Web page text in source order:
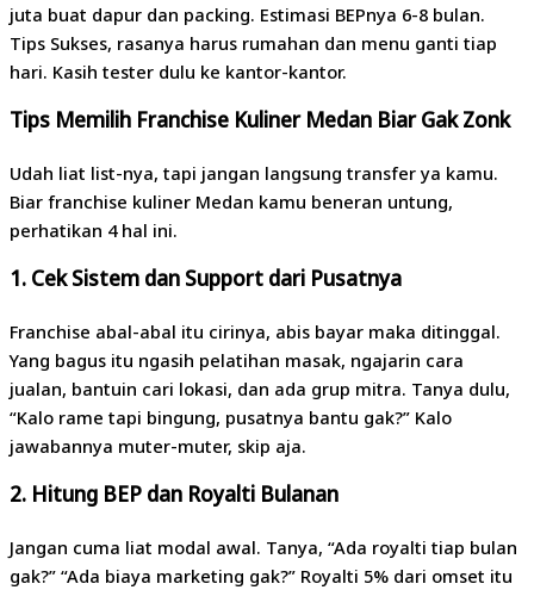
juta buat dapur dan packing. Estimasi BEPnya 6-8 bulan.
Tips Sukses, rasanya harus rumahan dan menu ganti tiap
hari. Kasih tester dulu ke kantor-kantor.
Tips Memilih Franchise Kuliner Medan Biar Gak Zonk
Udah liat list-nya, tapi jangan langsung transfer ya kamu.
Biar franchise kuliner Medan kamu beneran untung,
perhatikan 4 hal ini.
1. Cek Sistem dan Support dari Pusatnya
Franchise abal-abal itu cirinya, abis bayar maka ditinggal.
Yang bagus itu ngasih pelatihan masak, ngajarin cara
jualan, bantuin cari lokasi, dan ada grup mitra. Tanya dulu,
“Kalo rame tapi bingung, pusatnya bantu gak?” Kalo
jawabannya muter-muter, skip aja.
2. Hitung BEP dan Royalti Bulanan
Jangan cuma liat modal awal. Tanya, “Ada royalti tiap bulan
gak?” “Ada biaya marketing gak?” Royalti 5% dari omset itu